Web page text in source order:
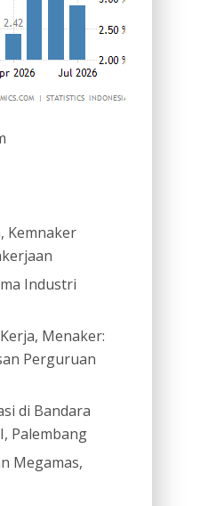
Kemnaker
Industri
Menaker:
Perguruan
di Bandara
Palembang
Megamas,